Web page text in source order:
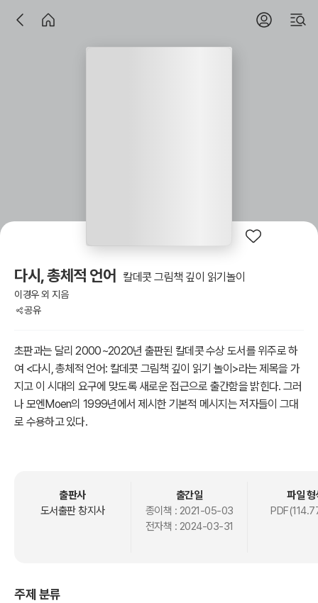
다시, 총체적 언어 칼데콧 그림책 깊이 읽기놀이
이경우 외 지음
공유
초판과는 달리 2000~2020년 출판된 칼데콧 수상 도서를 위주로 하
여 <다시, 총체적 언어: 칼데콧 그림책 깊이 읽기 놀이>라는 제목을 가
지고 이 시대의 요구에 맞도록 새로운 접근으로 출간함을 밝힌다. 그러
나 모엔Moen의 1999년에서 제시한 기본적 메시지는 저자들이 그대
로 수용하고 있다.
판된 후 10~15년이 지나면 자연스럽게 어린이 고전이 되는데, 칼데콧
수상 도서 중에 바로 그 좋은 어린이 그림책이 고전으로서 가치 있는
그림책으로 많이 발견된다는 점도 재확인하였다.
출판사
도서출판 창지사
출간일
종이책 : 2021-05-03
전자책 : 2024-03-31
파일 형
주제 분류